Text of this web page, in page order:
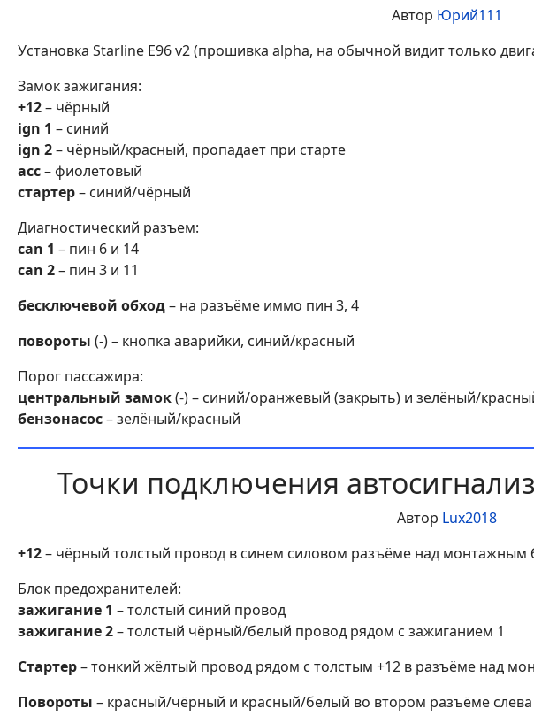
Автор Юрий111
Установка Starline E96 v2 (прошивка alpha, на обычной видит только
Замок зажигания:
+12– чёрный
ign 1 – синий
ign 2– чёрный/красный, пропадает при старте
асс– фиолетовый
стартер– синий/чёрный
Диагностический разъем:
can 1 – пин 6 и 14
can 2– пин 3 и 11
бесключевой обход– на разъёме иммо пин 3, 4
повороты (-) – кнопка аварийки, синий/красный
Порог пассажира:
центральный замок(-) – синий/оранжевый (закрыть) и зелёный/
бензонасос– зелёный/красный
Точки подключения
Автор Lux2018
+12– чёрный толстый провод в синем силовом разъёме над монтажным
Блок предохранителей:
зажигание 1 – толстый синий провод
зажигание 2– толстый чёрный/белый провод рядом с зажиганием 1
Стартер– тонкий жёлтый провод рядом с толстым +12 в разъёме над
Повороты – красный/чёрный и красный/белый во втором разъёме